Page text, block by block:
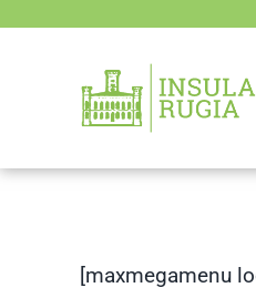
springen
[maxmegamenu